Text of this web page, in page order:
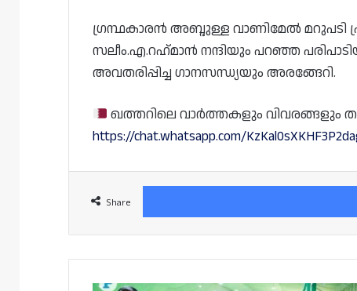
ഗ്രന്ഥകാരൻ അബ്ദുള്ള വാണിമേൽ
സലീം.എ.റഹ്‌മാൻ നന്ദിയും പറഞ്ഞ
അവതരിപ്പിച്ച ഗാനസന്ധ്യയും അരങ്ങേറി.
ഖത്തറിലെ വാർത്തകളും വിവരങ്ങളും
https://chat.whatsapp.com/
Share